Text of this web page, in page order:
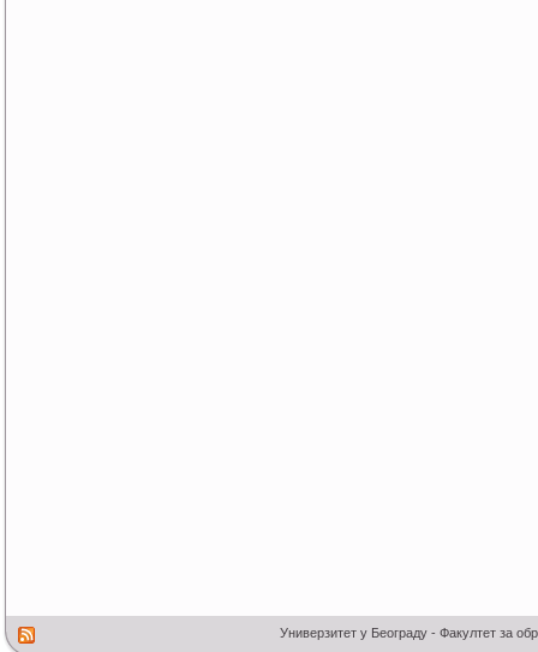
Универзитет у Београду - Факултет за